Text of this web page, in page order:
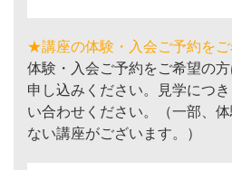
★講座の体験・入会ご予約を
体験・入会ご予約をご希望の
申し込みください。見学につ
い合わせください。（一部、
ない講座がございます。）